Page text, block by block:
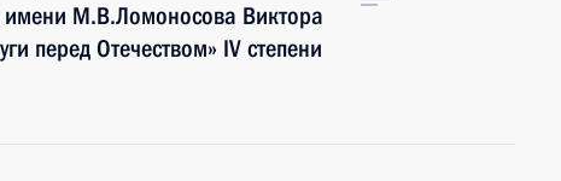
имени М.В.Ломоносова Виктора
перед Отечеством» IV степени